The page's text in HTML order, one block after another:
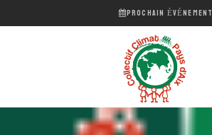
PROCHAIN ÉVÉNEMENT